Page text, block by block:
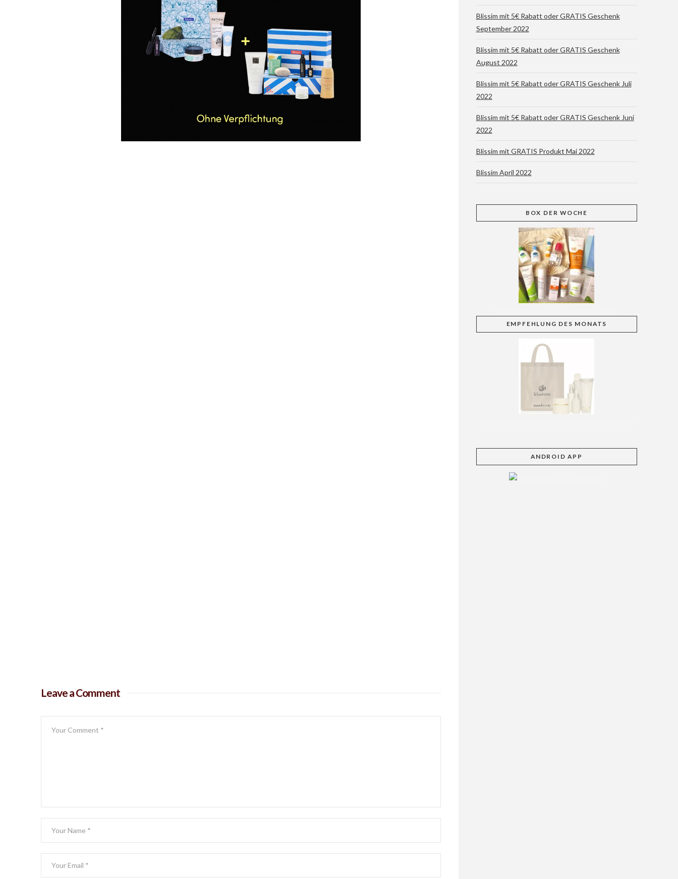
Leave a Comment
Blissim mit 5€ Rabatt oder GRATIS Geschenk
September 2022
Blissim mit 5€ Rabatt oder GRATIS Geschenk
August 2022
Blissim mit 5€ Rabatt oder GRATIS Geschenk Juli
2022
Blissim mit 5€ Rabatt oder GRATIS Geschenk Juni
2022
Blissim mit GRATIS Produkt Mai 2022
Blissim April 2022
BOX DER WOCHE
EMPFEHLUNG DES MONATS
ANDROID APP